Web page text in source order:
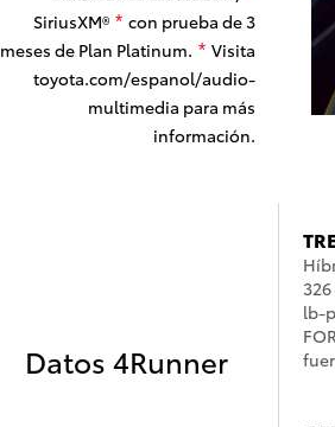
SiriusXM® * con prueba de 3
meses de Plan Platinum. * Visita
toyota.com/espanol/audio-
multimedia para más
información.
Datos 4Runner
lb-